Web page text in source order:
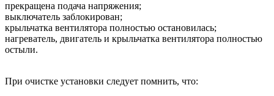
прекращена подача напряжения;
выключатель заблокирован;
крыльчатка вентилятора полностью остановилась;
нагреватель, двигатель и крыльчатка вентилятора полностью
остыли.
При очистке установки следует помнить, что: